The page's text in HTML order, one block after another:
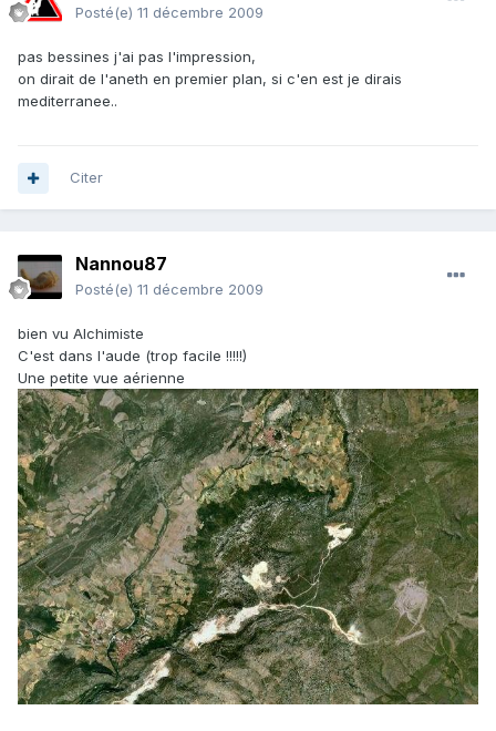
Posté(e) 11 décembre 2009
pas bessines j'ai pas l'impression,
on dirait de l'aneth en premier plan, si c'en est je dirais
mediterranee..
Citer
Nannou87
Posté(e) 11 décembre 2009
bien vu Alchimiste
C'est dans l'aude (trop facile !!!!!)
Une petite vue aérienne